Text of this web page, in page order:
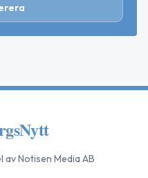
av Notisen Media AB